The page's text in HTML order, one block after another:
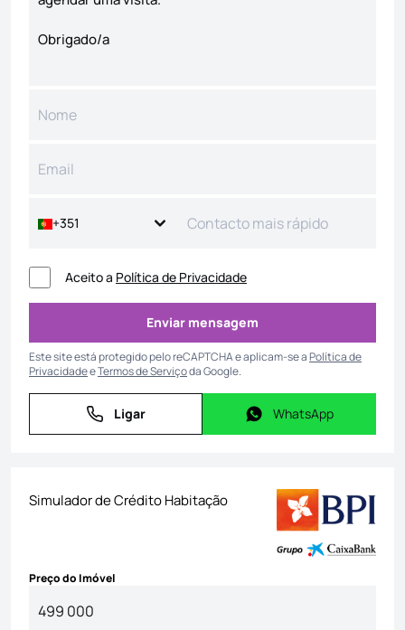
+351
Aceito a Política de Privacidade
Enviar mensagem
Enviar mensagem
Este site está protegido pelo reCAPTCHA e aplicam-se aPolítica de
PrivacidadeeTermos de Serviçoda Google.
Ligar
Ligar WhatsApp
WhatsApp
Simulador de Crédito Habitação
Preço do Imóvel